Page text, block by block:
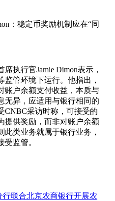
：稳定币奖励机制应在“同
执行官Jamie Dimon表示，
管环境下运行。他指出，
账户余额支付收益，本质与
无异，应适用与银行相同的
CNBC采访时称，可接受的
提供奖励，而非对账户余额
类业务就属于银行业务，
受监管。
联合北京农商银行开展农